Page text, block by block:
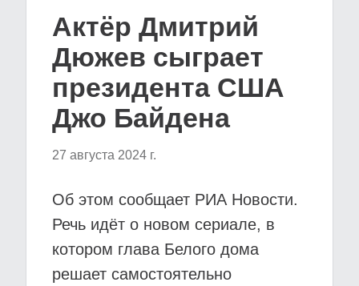
Актёр Дмитрий
Дюжев сыграет
президента США
Джо Байдена
27 августа 2024 г.
Об этом сообщает РИА Новости.
Речь идёт о новом сериале, в
котором глава Белого дома
решает самостоятельно